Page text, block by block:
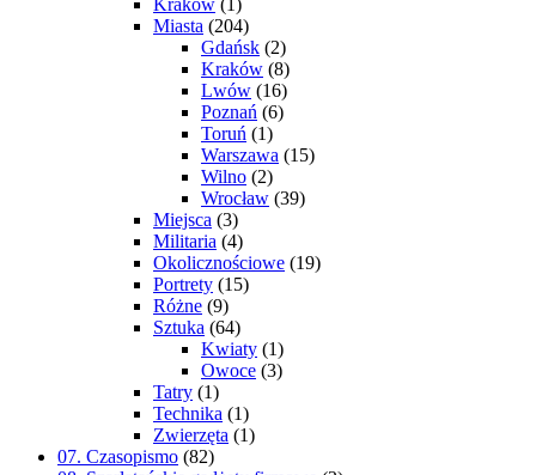
Miasta (204)
Gdańsk (2)
Kraków (8)
Lwów (16)
Poznań (6)
Toruń (1)
Warszawa (15)
Wilno (2)
Wrocław (39)
Miejsca (3)
Militaria (4)
Okolicznościowe (19)
Portrety (15)
Różne (9)
Sztuka (64)
Kwiaty (1)
Owoce (3)
Tatry (1)
Technika (1)
Zwierzęta (1)
07. Czasopismo (82)